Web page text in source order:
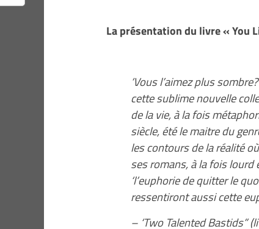
La présentation du livre « You
‘Vous l’aimez plus
cette sublime nouvelle
de la vie, à la fois
siècle, été le maitre du
les contours de la réalité
ses romans, à la fois lourd
‘l’euphorie de quitter le
ressentiront aussi cette
– ‘Two Talented Bastids”